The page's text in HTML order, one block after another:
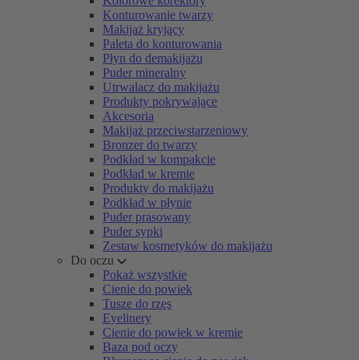
Konturowanie twarzy
Makijaż kryjący
Paleta do konturowania
Płyn do demakijażu
Puder mineralny
Utrwalacz do makijażu
Produkty pokrywające
Akcesoria
Makijaż przeciwstarzeniowy
Bronzer do twarzy
Podkład w kompakcie
Podkład w kremie
Produkty do makijażu
Podkład w płynie
Puder prasowany
Puder sypki
Zestaw kosmetyków do makijażu
Do oczu
Pokaż wszystkie
Cienie do powiek
Tusze do rzęs
Eyelinery
Cienie do powiek w kremie
Baza pod oczy